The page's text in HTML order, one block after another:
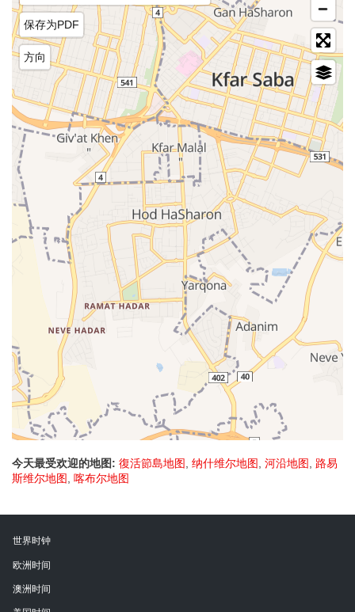
保存为PDF
方向
今天最受欢迎的地图: 復活節島地图, 纳什维尔地图, 河沿地图, 路易
斯维尔地图, 喀布尔地图
世界时钟
欧洲时间
澳洲时间